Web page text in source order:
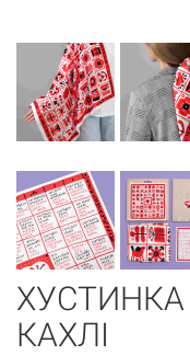
ХУСТИНКА
КАХЛІ